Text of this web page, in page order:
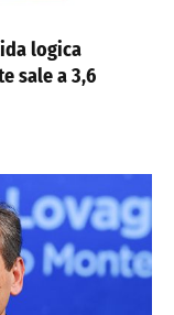
logica
sale a 3,6